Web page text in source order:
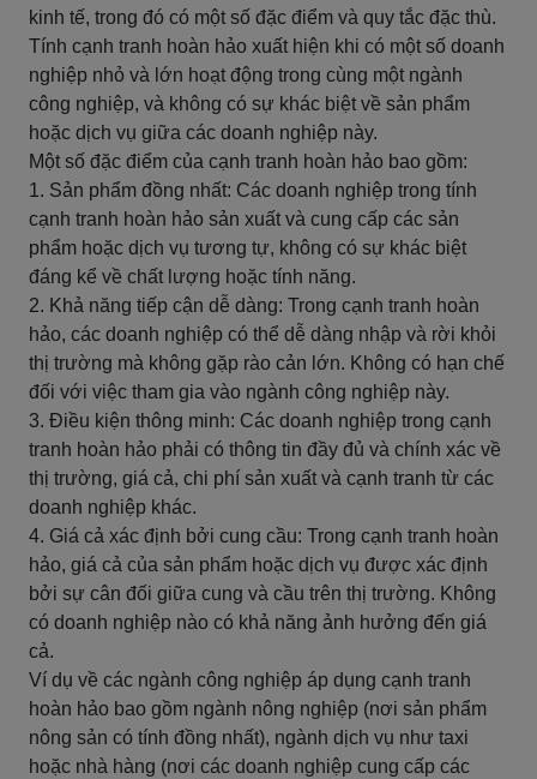
kinh tế, trong đó có một số đặc điểm và quy tắc đặc thù.
Tính cạnh tranh hoàn hảo xuất hiện khi có một số doanh
nghiệp nhỏ và lớn hoạt động trong cùng một ngành
công nghiệp, và không có sự khác biệt về sản phẩm
hoặc dịch vụ giữa các doanh nghiệp này.
Một số đặc điểm của cạnh tranh hoàn hảo bao gồm:
1. Sản phẩm đồng nhất: Các doanh nghiệp trong tính
cạnh tranh hoàn hảo sản xuất và cung cấp các sản
phẩm hoặc dịch vụ tương tự, không có sự khác biệt
đáng kể về chất lượng hoặc tính năng.
2. Khả năng tiếp cận dễ dàng: Trong cạnh tranh hoàn
hảo, các doanh nghiệp có thể dễ dàng nhập và rời khỏi
thị trường mà không gặp rào cản lớn. Không có hạn chế
đối với việc tham gia vào ngành công nghiệp này.
3. Điều kiện thông minh: Các doanh nghiệp trong cạnh
tranh hoàn hảo phải có thông tin đầy đủ và chính xác về
thị trường, giá cả, chi phí sản xuất và cạnh tranh từ các
doanh nghiệp khác.
4. Giá cả xác định bởi cung cầu: Trong cạnh tranh hoàn
hảo, giá cả của sản phẩm hoặc dịch vụ được xác định
bởi sự cân đối giữa cung và cầu trên thị trường. Không
có doanh nghiệp nào có khả năng ảnh hưởng đến giá
cả.
Ví dụ về các ngành công nghiệp áp dụng cạnh tranh
hoàn hảo bao gồm ngành nông nghiệp (nơi sản phẩm
nông sản có tính đồng nhất), ngành dịch vụ như taxi
hoặc nhà hàng (nơi các doanh nghiệp cung cấp các